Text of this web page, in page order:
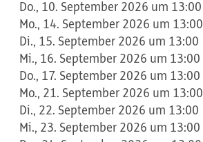
Do., 10. September 2026 um 13:00
Mo., 14. September 2026 um 13:00
Di., 15. September 2026 um 13:00
Mi., 16. September 2026 um 13:00
Do., 17. September 2026 um 13:00
Mo., 21. September 2026 um 13:00
Di., 22. September 2026 um 13:00
Mi., 23. September 2026 um 13:00